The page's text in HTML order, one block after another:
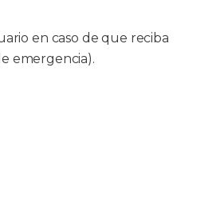
en caso de que reciba
emergencia).